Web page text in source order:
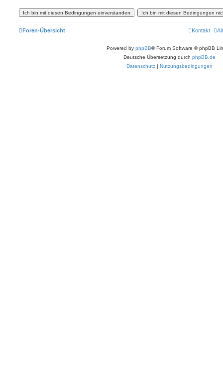
Foren-Übersicht Kontakt
Powered by phpBB® Forum Software © phpBB
Deutsche Übersetzung durch phpBB.de
Datenschutz | Nutzungsbedingungen